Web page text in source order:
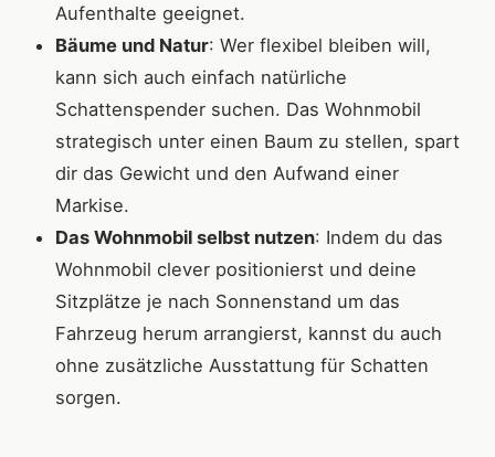
Aufenthalte geeignet.
Bäume und Natur: Wer flexibel bleiben will,
kann sich auch einfach natürliche
Schattenspender suchen. Das Wohnmobil
strategisch unter einen Baum zu stellen, spart
dir das Gewicht und den Aufwand einer
Markise.
Das Wohnmobil selbst nutzen: Indem du das
Wohnmobil clever positionierst und deine
Sitzplätze je nach Sonnenstand um das
Fahrzeug herum arrangierst, kannst du auch
ohne zusätzliche Ausstattung für Schatten
sorgen.